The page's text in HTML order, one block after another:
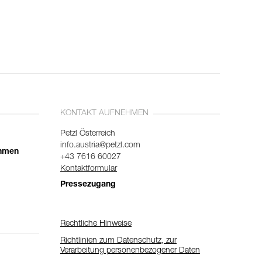
KONTAKT AUFNEHMEN
Petzl Österreich
info.austria@petzl.com
+43 7616 60027
Kontaktformular
Pressezugang
Rechtliche Hinweise
Richtlinien zum Datenschutz, zur
Verarbeitung personenbezogener Daten